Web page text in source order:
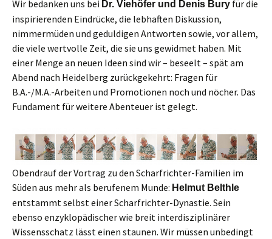
Wir bedanken uns bei Dr. Viehöfer und Denis Bury für die
inspirierenden Eindrücke, die lebhaften Diskussion,
nimmermüden und geduldigen Antworten sowie, vor allem,
die viele wertvolle Zeit, die sie uns gewidmet haben. Mit
einer Menge an neuen Ideen sind wir – beseelt – spät am
Abend nach Heidelberg zurückgekehrt: Fragen für
B.A.-/M.A.-Arbeiten und Promotionen noch und nöcher. Das
Fundament für weitere Abenteuer ist gelegt.
Obendrauf der Vortrag zu den Scharfrichter-Familien im
Süden aus mehr als berufenem Munde: Helmut Belthle
entstammt selbst einer Scharfrichter-Dynastie. Sein
ebenso enzyklopädischer wie breit interdisziplinärer
Wissensschatz lässt einen staunen. Wir müssen unbedingt